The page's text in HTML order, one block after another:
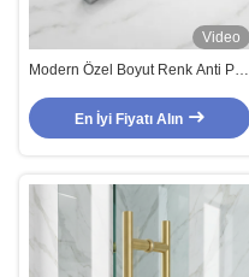
Video
Modern Özel Boyut Renk Anti Pas
Kapı Kolları
En İyi Fiyatı Alın